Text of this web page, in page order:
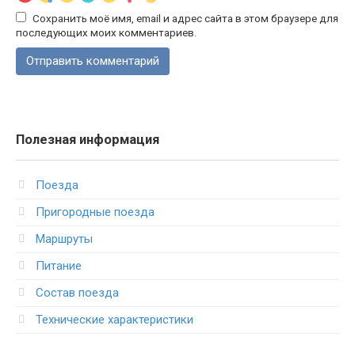
Сохранить моё имя, email и адрес сайта в этом браузере для
последующих моих комментариев.
Полезная информация
Поезда
Пригородные поезда
Маршруты
Питание
Состав поезда
Технические характеристики